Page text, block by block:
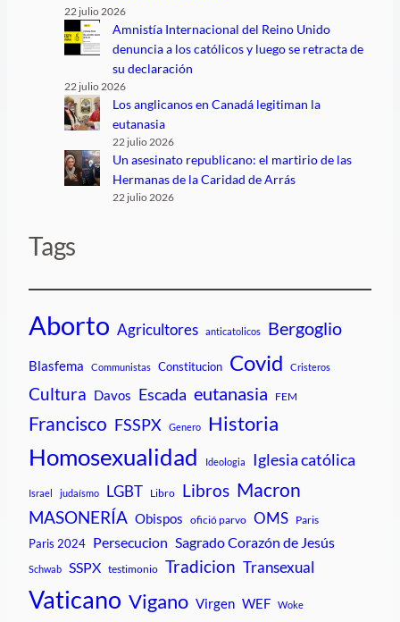
22 julio 2026
Amnistía Internacional del Reino Unido
denuncia a los católicos y luego se retracta de
su declaración
22 julio 2026
Los anglicanos en Canadá legitiman la
eutanasia
22 julio 2026
Un asesinato republicano: el martirio de las
Hermanas de la Caridad de Arrás
22 julio 2026
Tags
Aborto Agricultores anticatolicos Bergoglio
Blasfema Communistas Constitucion Covid Cristeros
Cultura Davos Escada eutanasia FEM
Francisco FSSPX Genero Historia
Homosexualidad Ideologia Iglesia católica
Israel judaísmo LGBT Libro Libros Macron
MASONERÍA Obispos ofició parvo OMS Paris
Paris 2024 Persecucion Sagrado Corazón de Jesús
Schwab SSPX testimonio Tradicion Transexual
Vaticano Vigano Virgen WEF Woke